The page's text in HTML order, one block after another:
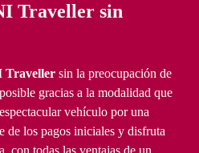
Traveller sin
Traveller sin la preocupación de
gracias a la modalidad que
vehículo por una
de los pagos iniciales y disfruta